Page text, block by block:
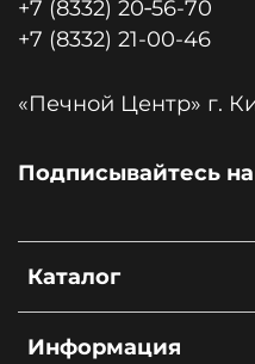
Каталог
Информация
+7 (8332) 20‑56-70
+7 (8332) 21-00-46
Подписывайтесь на